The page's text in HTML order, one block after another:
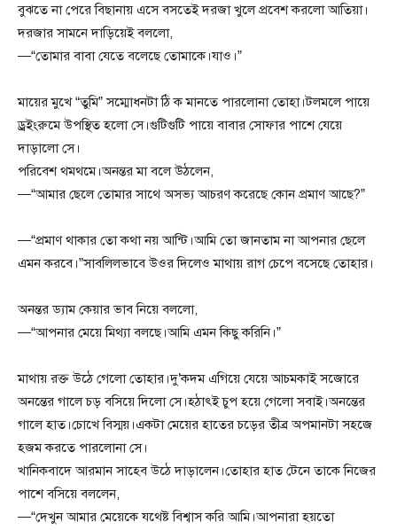
বুঝতে না পেরে বিছানায় এসে বসতেই দরজা খুলে প্রবেশ করলো আতিয়া।
দরজার সামনে দাড়িয়েই বললো,
—“তোমার বাবা যেতে বলেছে তোমাকে।যাও।”
মায়ের মুখে “তুমি” সম্মোধনটা ঠি ক মানতে পারলোনা তোহা।টলমলে পায়ে
ড্রইংরুমে উপস্থিত হলো সে।গুটিগুটি পায়ে বাবার সোফার পাশে যেয়ে
দাড়ালো সে।
পরিবেশ থমথমে।অনন্তর মা বলে উঠলেন,
—“আমার ছেলে তোমার সাথে অসভ্য আচরণ করেছে কোন প্রমাণ আছে?”
—“প্রমাণ থাকার তো কথা নয় আন্টি।আমি তো জানতাম না আপনার ছেলে
এমন করবে।”সাবলিলভাবে উওর দিলেও মাথায় রাগ চেপে বসেছে তোহার।
অনন্তর ড্যাম কেয়ার ভাব নিয়ে বললো,
—“আপনার মেয়ে মিথ্যা বলছে।আমি এমন কিছু করিনি।”
মাথায় রক্ত উঠে গেলো তোহার।দু’কদম এগিয়ে যেয়ে আচমকাই সজোরে
অনন্তের গালে চড় বসিয়ে দিলো সে।হঠাৎই চুপ হয়ে গেলো সবাই।অনন্তের
গালে হাত।চোখে বিস্ময়।একটা মেয়ের হাতের চড়ের তীব্র অপমানটা সহজে
হজম করতে পারলোনা সে।
খানিকবাদে আরমান সাহেব উঠে দাড়ালেন।তোহার হাত টেনে তাকে নিজের
পাশে বসিয়ে বললেন,
—“দেখুন আমার মেয়েকে যথেষ্ট বিশ্বাস করি আমি।আপনারা হয়তো